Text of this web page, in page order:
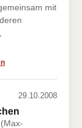
mit
29.10.2008